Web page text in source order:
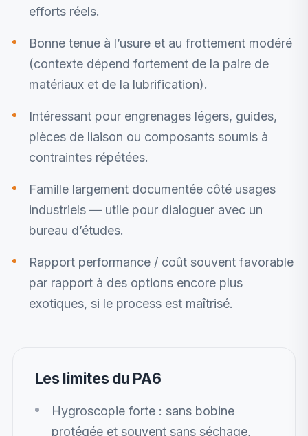
efforts réels.
Bonne tenue à l’usure et au frottement modéré
(contexte dépend fortement de la paire de
matériaux et de la lubrification).
Intéressant pour engrenages légers, guides,
pièces de liaison ou composants soumis à
contraintes répétées.
Famille largement documentée côté usages
industriels — utile pour dialoguer avec un
bureau d’études.
Rapport performance / coût souvent favorable
par rapport à des options encore plus
exotiques, si le process est maîtrisé.
Les limites du PA6
Hygroscopie forte : sans bobine
protégée et souvent sans séchage,